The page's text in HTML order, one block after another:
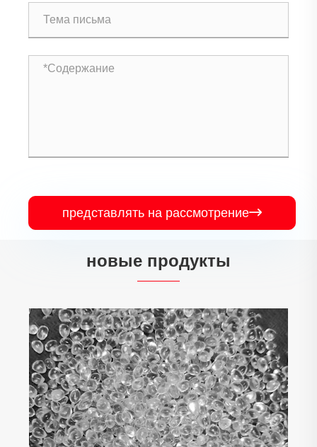
представлять на рассмотрение
новые продукты
Проводящий класс TPE
Посмотреть больше >>